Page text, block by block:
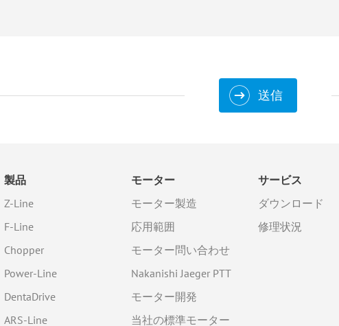
送信
製品
Z-Line
F-Line
Chopper
Power-Line
DentaDrive
ARS-Line
モーター
モーター製造
応用範囲
モーター問い合わせ
Nakanishi Jaeger PTT
モーター開発
当社の標準モーター
サービス
ダウンロード
修理状況